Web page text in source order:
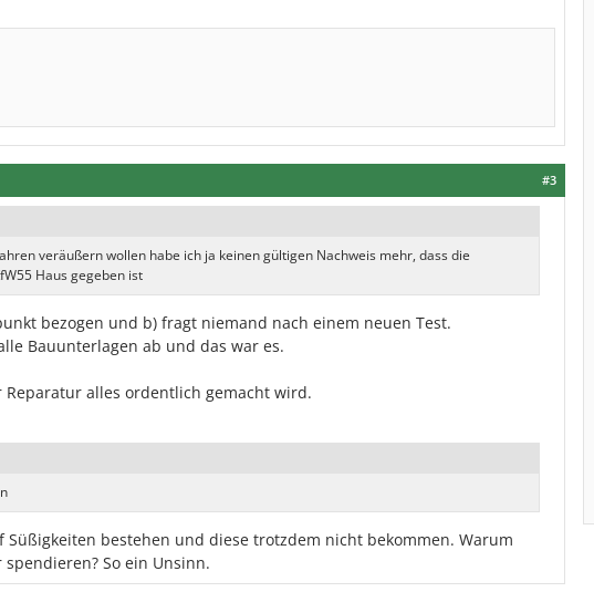
#3
veräußern wollen habe ich ja keinen gültigen Nachweis mehr, dass die
Haus gegeben ist
bezogen und b) fragt niemand nach einem neuen Test.
Bauunterlagen ab und das war es.
alles ordentlich gemacht wird.
Süßigkeiten bestehen und diese trotzdem nicht bekommen. Warum
So ein Unsinn.